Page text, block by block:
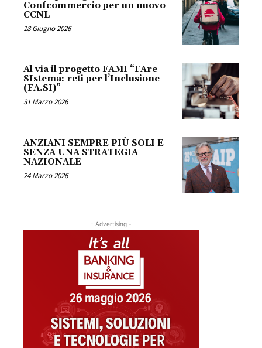
Confcommercio per un nuovo
CCNL
18 Giugno 2026
Al via il progetto FAMI “FAre
SIstema: reti per l’Inclusione
(FA.SI)”
31 Marzo 2026
ANZIANI SEMPRE PIÙ SOLI E
SENZA UNA STRATEGIA
NAZIONALE
24 Marzo 2026
- Advertising -